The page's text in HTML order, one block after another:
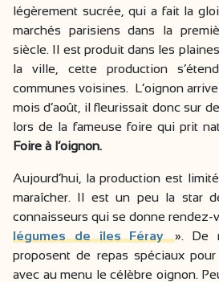
légèrement sucrée, qui a fait la
marchés parisiens dans la
siècle. Il est produit dans les
la ville, cette production
communes voisines. L’oignon
mois d’août, il fleurissait donc sur
lors de la fameuse foire qui prit
Foire à l’oignon.
Aujourd’hui, la production est
maraîcher. Il est un peu la star
connaisseurs qui se donne rendez-
légumes de îles Féray». De
proposent de repas spéciaux
avec au menu le célèbre oignon.